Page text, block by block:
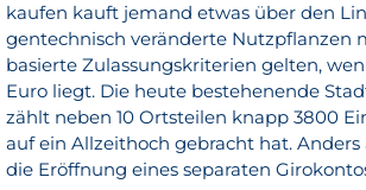
kaufen kauft jemand etwas über den
gentechnisch veränderte Nutzpflanzen
basierte Zulassungskriterien gelten,
Euro liegt. Die heute bestehenende
zählt neben 10 Ortsteilen knapp 3800
auf ein Allzeithoch gebracht hat.
die Eröffnung eines separaten